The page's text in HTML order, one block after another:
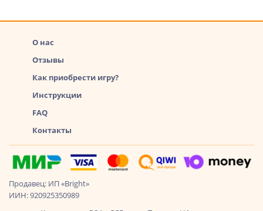
О нас
Отзывы
Как приобрести игру?
Инструкции
FAQ
Контакты
Продавец: ИП «Bright»
ИИН: 920925350989